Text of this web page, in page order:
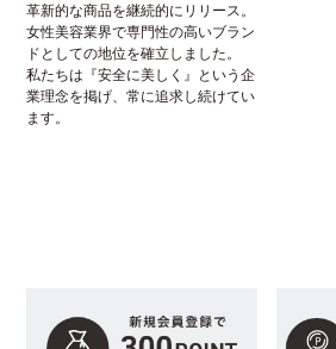
革新的な商品を継続的にリリース。
女性美容業界で専門性の高いブラン
ドとしての地位を確立しました。
私たちは『安全に美しく』という企
業理念を掲げ、常に追求し続けてい
ます。